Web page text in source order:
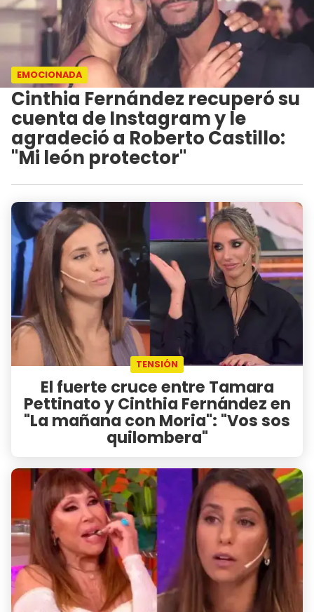
EMOCIONADA
Cinthia Fernández recuperó su
cuenta de Instagram y le
agradeció a Roberto Castillo:
"Mi león protector"
TENSIÓN
El fuerte cruce entre Tamara
Pettinato y Cinthia Fernández en
"La mañana con Moria": "Vos sos
quilombera"